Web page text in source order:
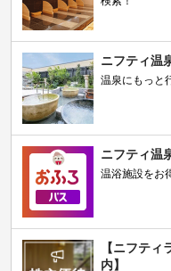
ニフティ温
温泉にもっと
ニフティ温
温浴施設をお
【ニフテ
内】